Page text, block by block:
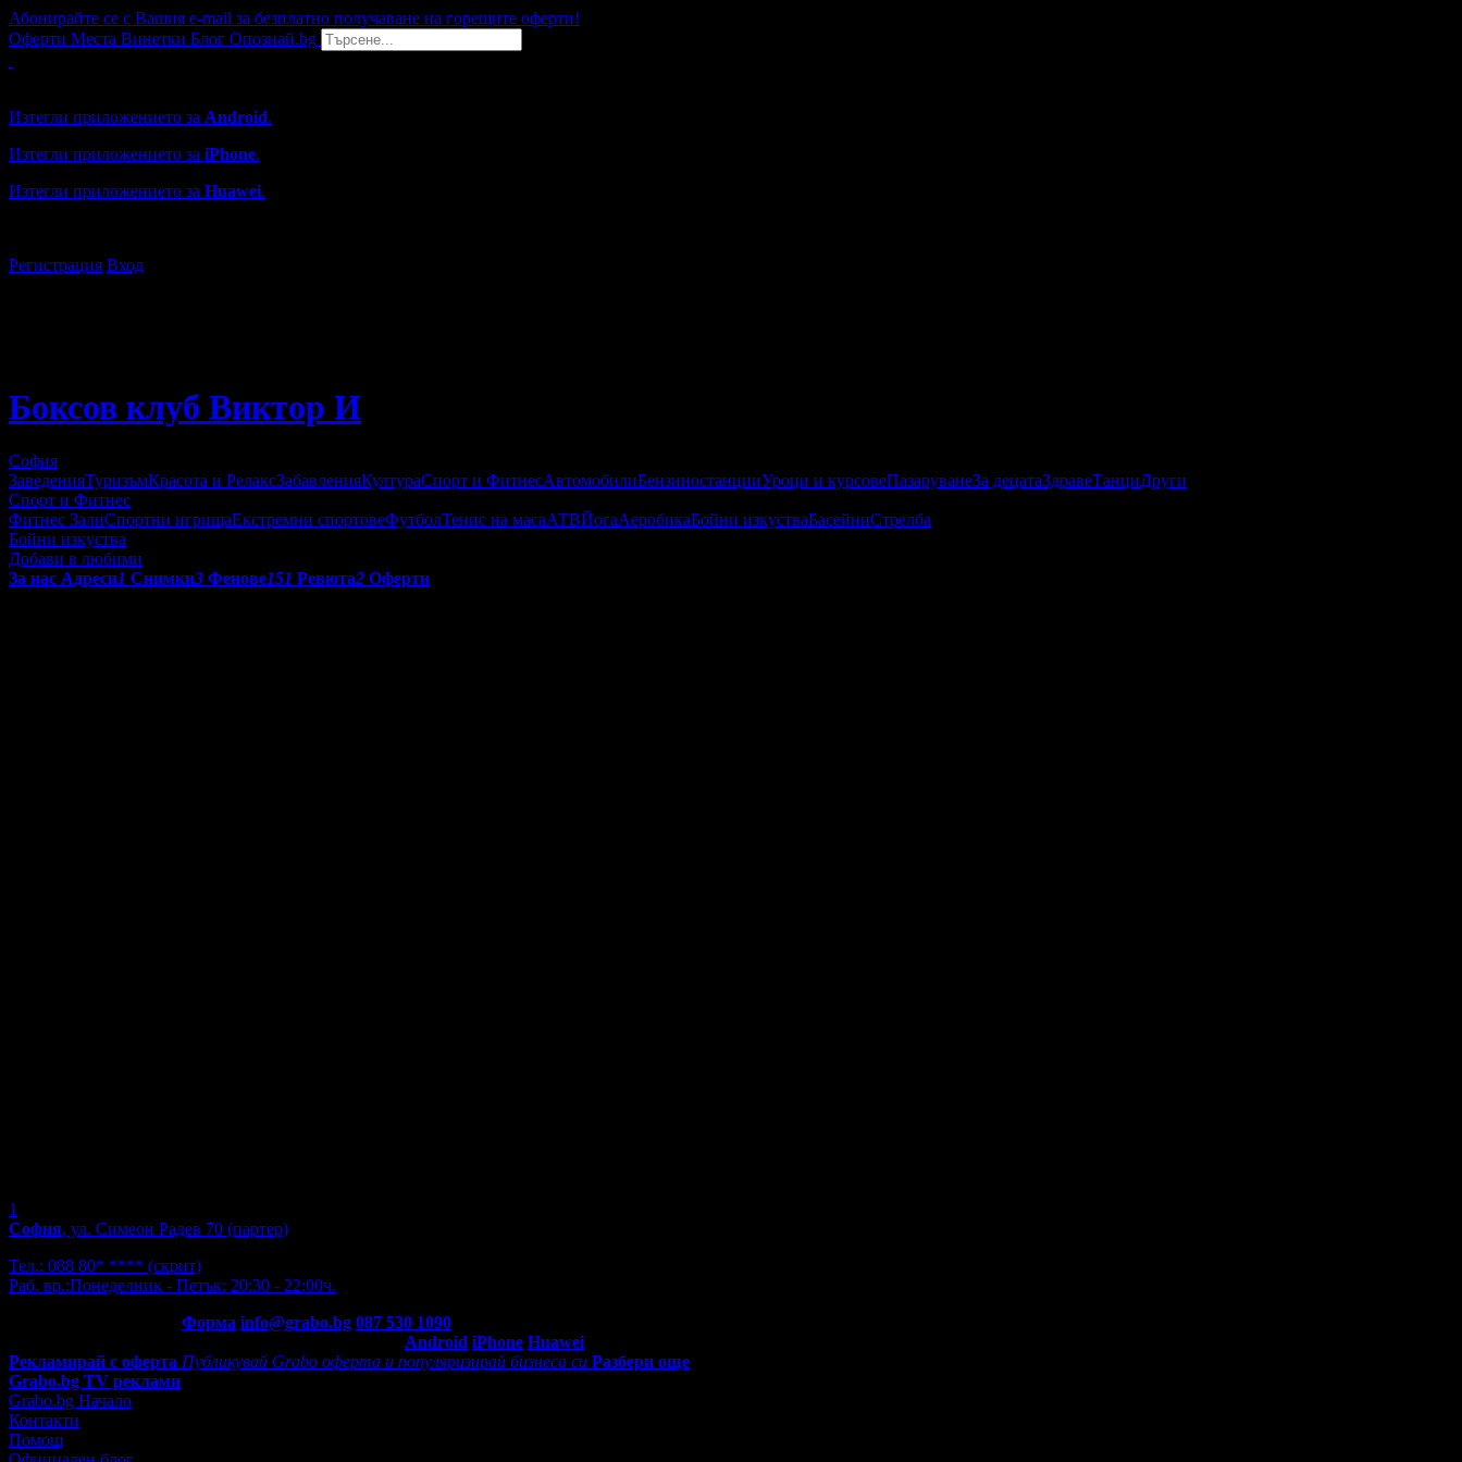
Абонирайте се с Вашия e-mail за безплатно получаване на горещите оферти!
Оферти Места Винетки Блог Опознай.bg
Изтегли приложението за Android.
Изтегли приложението за iPhone.
Изтегли приложението за Huawei.
Регистрация Вход
Боксов клуб Виктор И
София
ЗаведенияТуризъмКрасота и РелаксЗабавленияКултураСпорт и ФитнесАвтомобилиБензиностанцииУроци и курсовеПазаруванеЗа децатаЗдравеТанциДруги
Спорт и Фитнес
Фитнес ЗалиСпортни игрищаЕкстремни спортовеФутболТенис на масаАТВЙогаАеробикаБойни изкустваБасейниСтрелба
Бойни изкуства
Добави в любими
За нас Адреси1 Снимки3 Фенове151 Ревюта2 Оферти
1
София, ул. Симеон Радев 70 (партер)
Тел.: 088 80* **** (скрит)
Раб. вр.:Понеделник - Петък: 20:30 - 22:00ч.
Форма info@grabo.bg 087 530 1090
Android iPhone Huawei
Рекламирай с оферта Публикувай Grabo оферта и популяризирай бизнеса си Разбери още
Grabo.bg TV реклами
Grabo.bg Начало
Контакти
Помощ